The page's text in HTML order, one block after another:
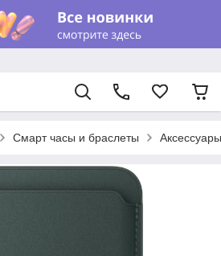
Смарт часы и браслеты Аксессуары